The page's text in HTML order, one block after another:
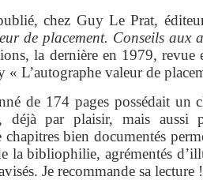
chez Guy Le Prat,
de placement. Conseils aux
la dernière en 1979, revue
« L’autographe valeur de
de 174 pages possédait un
déjà par plaisir, mais aussi
chapitres bien documentés
la bibliophilie, agrémentés
Je recommande sa lecture !